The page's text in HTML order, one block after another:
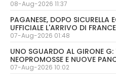
08-Aug-2026 11:37
PAGANESE, DOPO SICURELLA
UFFICIALE L'ARRIVO DI
07-Aug-2026 01:48
UNO SGUARDO AL GIRONE
NEOPROMOSSE E NUOVE
07-Aug-2026 10:02